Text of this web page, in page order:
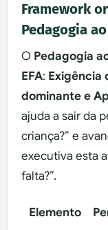
Framework
Pedagogia
O Pedagogia
EFA: Exigência
dominante e
ajuda a sair da
criança?” e
executiva esta
falta?”.
Elemento